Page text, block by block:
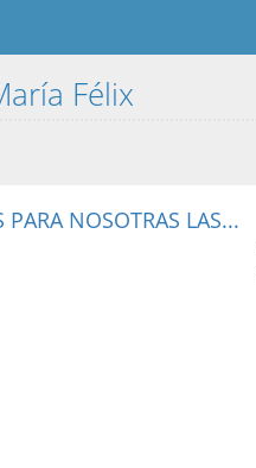
Félix
PARA NOSOTRAS LAS...